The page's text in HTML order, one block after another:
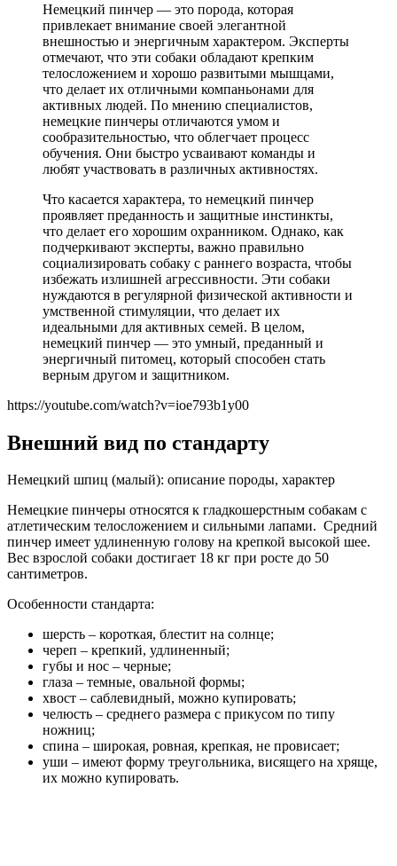
Немецкий пинчер — это порода, которая
привлекает внимание своей элегантной
внешностью и энергичным характером. Эксперты
отмечают, что эти собаки обладают крепким
телосложением и хорошо развитыми мышцами,
что делает их отличными компаньонами для
активных людей. По мнению специалистов,
немецкие пинчеры отличаются умом и
сообразительностью, что облегчает процесс
обучения. Они быстро усваивают команды и
любят участвовать в различных активностях.
Что касается характера, то немецкий пинчер
проявляет преданность и защитные инстинкты,
что делает его хорошим охранником. Однако, как
подчеркивают эксперты, важно правильно
социализировать собаку с раннего возраста, чтобы
избежать излишней агрессивности. Эти собаки
нуждаются в регулярной физической активности и
умственной стимуляции, что делает их
идеальными для активных семей. В целом,
немецкий пинчер — это умный, преданный и
энергичный питомец, который способен стать
верным другом и защитником.
https://youtube.com/watch?v=ioe793b1y00
Внешний вид по стандарту
Немецкий шпиц (малый): описание породы, характер
Немецкие пинчеры относятся к гладкошерстным собакам с
атлетическим телосложением и сильными лапами. Средний
пинчер имеет удлиненную голову на крепкой высокой шее.
Вес взрослой собаки достигает 18 кг при росте до 50
сантиметров.
Особенности стандарта:
шерсть – короткая, блестит на солнце;
череп – крепкий, удлиненный;
губы и нос – черные;
глаза – темные, овальной формы;
хвост – саблевидный, можно купировать;
челюсть – среднего размера с прикусом по типу
ножниц;
спина – широкая, ровная, крепкая, не провисает;
уши – имеют форму треугольника, висящего на хряще,
их можно купировать.